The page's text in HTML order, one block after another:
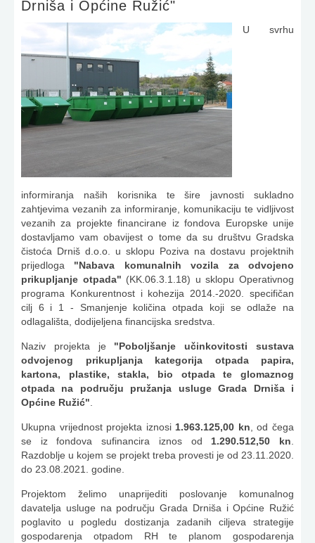
Drniša i Općine Ružić"
U svrhu
informiranja naših korisnika te šire javnosti sukladno
zahtjevima vezanih za informiranje, komunikaciju te vidljivost
vezanih za projekte financirane iz fondova Europske unije
dostavljamo vam obavijest o tome da su društvu Gradska
čistoća Drniš d.o.o. u sklopu Poziva na dostavu projektnih
prijedloga "Nabava komunalnih vozila za odvojeno
prikupljanje otpada" (KK.06.3.1.18) u sklopu Operativnog
programa Konkurentnost i kohezija 2014.-2020. specifičan
cilj 6 i 1 - Smanjenje količina otpada koji se odlaže na
odlagališta, dodijeljena financijska sredstva.
Naziv projekta je "Poboljšanje učinkovitosti sustava
odvojenog prikupljanja kategorija otpada papira,
kartona, plastike, stakla, bio otpada te glomaznog
otpada na području pružanja usluge Grada Drniša i
Općine Ružić"
Ukupna vrijednost projekta iznosi 1.963.125,00 kn , od čega
se iz fondova sufinancira iznos od 1.290.512,50 kn
Razdoblje u kojem se projekt treba provesti je od 23.11.2020.
do 23.08.2021. godine.
Projektom želimo unaprijediti poslovanje komunalnog
davatelja usluge na području Grada Drniša i Općine Ružić
poglavito u pogledu dostizanja zadanih ciljeva strategije
gospodarenja otpadom RH te planom gospodarenja